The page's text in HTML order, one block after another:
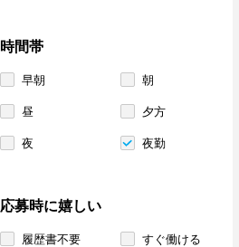
時間帯
早朝 朝
昼 夕方
夜 夜勤
応募時に嬉しい
履歴書不要 すぐ働ける